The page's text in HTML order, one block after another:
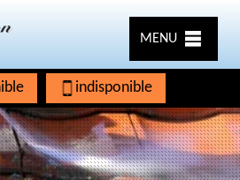
MENU
indisponible